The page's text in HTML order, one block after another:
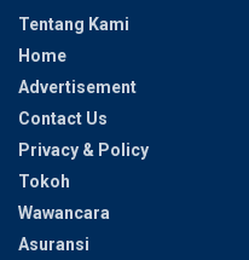
Tentang Kami
Home
Advertisement
Contact Us
Privacy & Policy
Tokoh
Wawancara
Asuransi